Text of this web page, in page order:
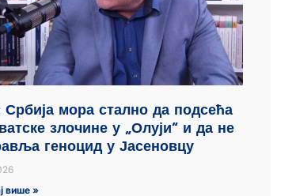
Србија мора стално да подсећа
злочине у „Олуји“ и да не
геноцид у Јасеновцу
више »